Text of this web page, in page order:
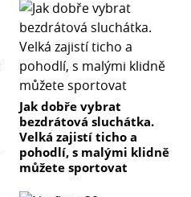
Jak dobře vybrat
bezdrátová sluchátka.
Velká zajistí ticho a
pohodlí, s malými klidně
můžete sportovat